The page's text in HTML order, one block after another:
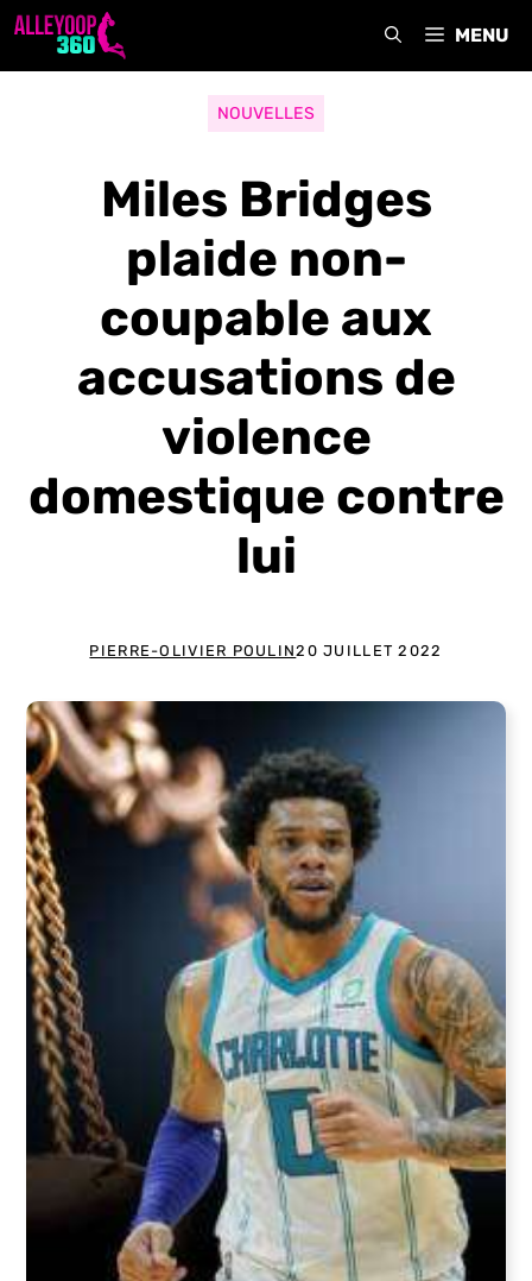
Aller
MENU
NOUVELLES
Miles Bridges
plaide non-
coupable aux
accusations de
violence
domestique contre
lui
PIERRE-OLIVIER POULIN20 JUILLET 2022